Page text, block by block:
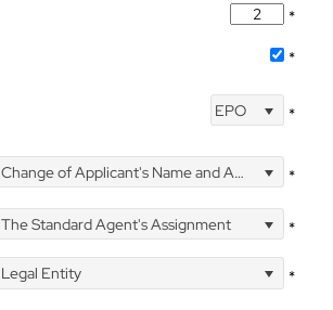
*
*
EPO *
Change of Applicant's Name and Address *
The Standard Agent's Assignment
*
Legal Entity
*